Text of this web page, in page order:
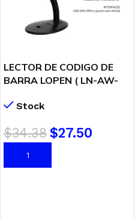
LECTOR DE CODIGO DE
BARRA LOPEN ( LN-AW-
Stock
$34.38$27.50
AÑADIR AL CARRITO